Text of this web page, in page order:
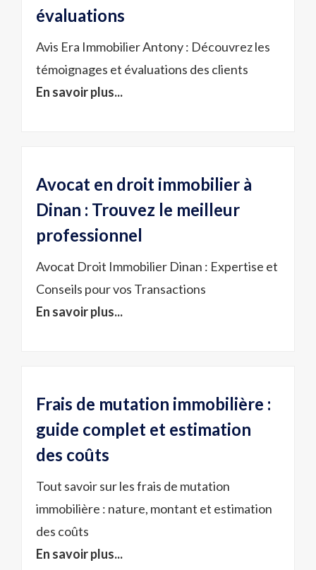
évaluations
Avis Era Immobilier Antony : Découvrez les
témoignages et évaluations des clients
En savoir plus...
Avocat en droit immobilier à
Dinan : Trouvez le meilleur
professionnel
Avocat Droit Immobilier Dinan : Expertise et
Conseils pour vos Transactions
En savoir plus...
Frais de mutation immobilière :
guide complet et estimation
des coûts
Tout savoir sur les frais de mutation
immobilière : nature, montant et estimation
des coûts
En savoir plus...